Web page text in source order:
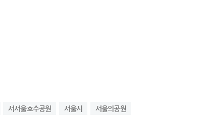
서서울호수공원 서울시
서울의공원